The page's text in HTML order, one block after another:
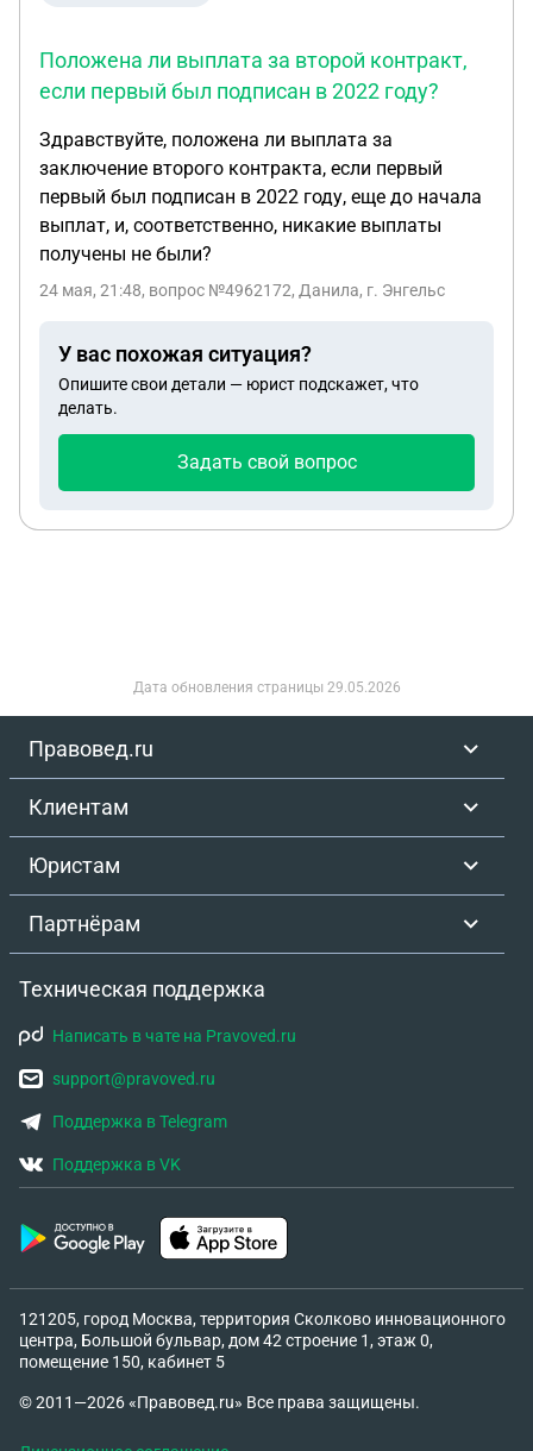
Положена ли выплата за второй контракт,
если первый был подписан в 2022 году?
Здравствуйте, положена ли выплата за
заключение второго контракта, если первый
первый был подписан в 2022 году, еще до начала
выплат, и, соответственно, никакие выплаты
получены не были?
24 мая, 21:48, вопрос №4962172, Данила, г. Энгельс
У вас похожая ситуация?
Опишите свои детали — юрист подскажет, что
делать.
Задать свой вопрос
Дата обновления страницы 29.05.2026
Правовед.ru
Клиентам
Юристам
Партнёрам
Техническая поддержка
Написать в чате на Pravoved.ru
support@pravoved.ru
Поддержка в Telegram
Поддержка в VK
121205, город Москва, территория Сколково инновационного
центра, Большой бульвар, дом 42 строение 1, этаж 0,
помещение 150, кабинет 5
© 2011—2026 «Правовед.ru» Все права защищены.